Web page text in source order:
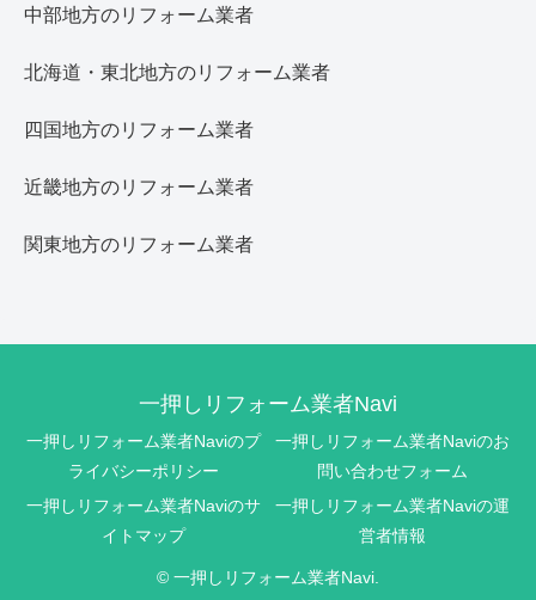
中部地方のリフォーム業者
北海道・東北地方のリフォーム業者
四国地方のリフォーム業者
近畿地方のリフォーム業者
関東地方のリフォーム業者
一押しリフォーム業者Navi
一押しリフォーム業者Naviのプ
ライバシーポリシー
一押しリフォーム業者Naviのお
問い合わせフォーム
一押しリフォーム業者Naviのサ
イトマップ
一押しリフォーム業者Naviの運
営者情報
© 一押しリフォーム業者Navi.